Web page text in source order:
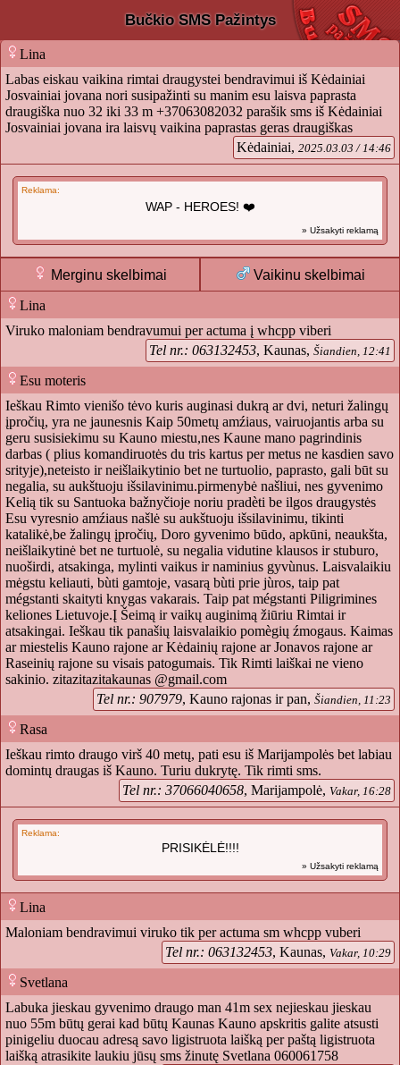
Bučkio SMS Pažintys
Lina
Labas eiskau vaikina rimtai draugystei bendravimui iš Kėdainiai
Josvainiai jovana nori susipažinti su manim esu laisva paprasta
draugiška nuo 32 iki 33 m +37063082032 parašik sms iš Kėdainiai
Josvainiai jovana ira laisvų vaikina paprastas geras draugiškas
Kėdainiai, 2025.03.03 / 14:46
Reklama:
WAP - HEROES! ❤️
» Užsakyti reklamą
Merginu skelbimai
Vaikinu skelbimai
Lina
Viruko maloniam bendravumui per actuma į whcpp viberi
Tel nr.: 063132453, Kaunas, Šiandien, 12:41
Esu moteris
Ieškau Rimto vienišo tėvo kuris auginasi dukrą ar dvi, neturi žalingų
įpročių, yra ne jaunesnis Kaip 50metų amźiaus, vairuojantis arba su
geru susisiekimu su Kauno miestu,nes Kaune mano pagrindinis
darbas ( plius komandiruotės du tris kartus per metus ne kasdien savo
srityje),neteisto ir neišlaikytinio bet ne turtuolio, paprasto, gali būt su
negalia, su aukštuoju išsilavinimu.pirmenybė našliui, nes gyvenimo
Kelią tik su Santuoka bažnyčioje noriu pradèti be ilgos draugystės
Esu vyresnio amźiaus našlė su aukštuoju išsilavinimu, tikinti
katalikė,be žalingų įpročių, Doro gyvenimo būdo, apkūni, neaukšta,
neišlaikytinė bet ne turtuolė, su negalia vidutine klausos ir stuburo,
nuoširdi, atsakinga, mylinti vaikus ir naminius gyvùnus. Laisvalaikiu
mėgstu keliauti, bùti gamtoje, vasarą bùti prie jùros, taip pat
mégstanti skaityti knygas vakarais. Taip pat mégstanti Piligrimines
keliones Lietuvoje.Į Šeimą ir vaikų auginimą žiūriu Rimtai ir
atsakingai. Ieškau tik panašių laisvalaikio pomègių źmogaus. Kaimas
ar miestelis Kauno rajone ar Kėdainių rajone ar Jonavos rajone ar
Raseinių rajone su visais patogumais. Tik Rimti laiškai ne vieno
sakinio. zitazitazitakaunas @gmail.com
Tel nr.: 907979, Kauno rajonas ir pan, Šiandien, 11:23
Rasa
Ieškau rimto draugo virš 40 metų, pati esu iš Marijampolės bet labiau
domintų draugas iš Kauno. Turiu dukrytę. Tik rimti sms.
Tel nr.: 37066040658, Marijampolė, Vakar, 16:28
Reklama:
PRISIKĖLĖ!!!!
» Užsakyti reklamą
Lina
Maloniam bendravimui viruko tik per actuma sm whcpp vuberi
Tel nr.: 063132453, Kaunas, Vakar, 10:29
Svetlana
Labuka jieskau gyvenimo draugo man 41m sex nejieskau jieskau
nuo 55m būtų gerai kad būtų Kaunas Kauno apskritis galite atsusti
pinigeliu duocau adresą savo ligistruota laišką per paštą ligistruota
laišką atrasikite laukiu jūsų sms žinutę Svetlana 060061758